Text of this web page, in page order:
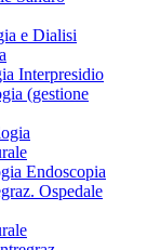
e Dialisi
Interpresidio
(gestione
Endoscopia
Ospedale